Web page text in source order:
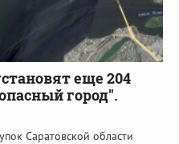
еще 204
город".
Саратовской области